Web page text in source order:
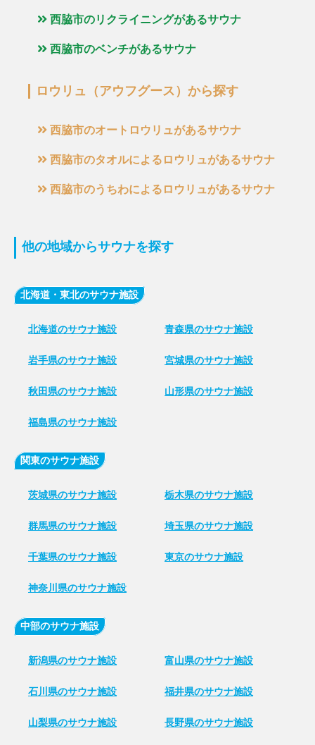
西脇市のリクライニングがあるサウナ
西脇市のベンチがあるサウナ
ロウリュ（アウフグース）から探す
西脇市のオートロウリュがあるサウナ
西脇市のタオルによるロウリュがあるサウナ
西脇市のうちわによるロウリュがあるサウナ
他の地域からサウナを探す
北海道・東北のサウナ施設
北海道のサウナ施設 青森県のサウナ施設
岩手県のサウナ施設 宮城県のサウナ施設
秋田県のサウナ施設 山形県のサウナ施設
福島県のサウナ施設
関東のサウナ施設
茨城県のサウナ施設 栃木県のサウナ施設
群馬県のサウナ施設 埼玉県のサウナ施設
千葉県のサウナ施設 東京のサウナ施設
神奈川県のサウナ施設
中部のサウナ施設
新潟県のサウナ施設 富山県のサウナ施設
石川県のサウナ施設 福井県のサウナ施設
山梨県のサウナ施設 長野県のサウナ施設